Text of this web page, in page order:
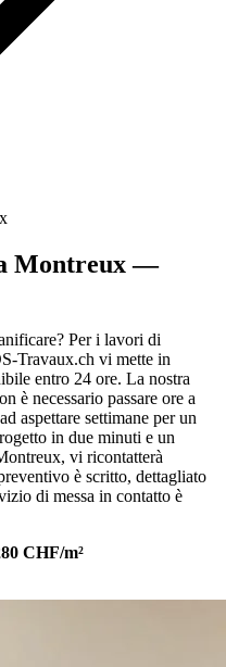
Montreux —
Per i lavori di
Travaux.ch vi mette in
entro 24 ore. La nostra
è necessario passare ore a
aspettare settimane per un
in due minuti e un
vi ricontatterà
è scritto, dettagliato
di messa in contatto è
CHF/m²